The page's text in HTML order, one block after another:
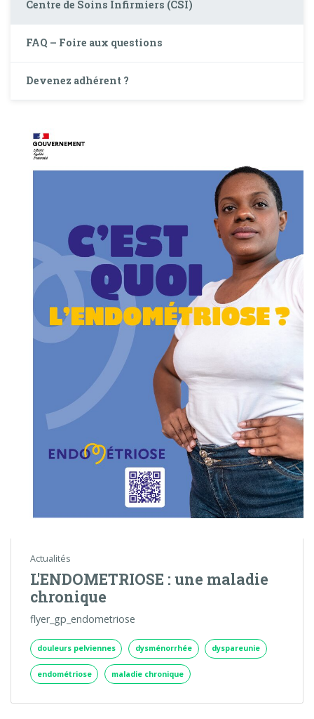
Centre de Soins Infirmiers (CSI)
FAQ – Foire aux questions
Devenez adhérent ?
Actualités
L'ENDOMETRIOSE : une maladie
chronique
flyer_gp_endometriose
douleurs pelviennes dysménorrhée dyspareunie
endométriose maladie chronique